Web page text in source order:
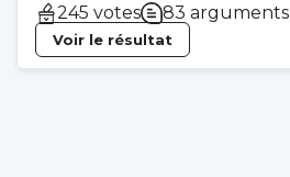
245 votes
83 arguments
Voir le résultat